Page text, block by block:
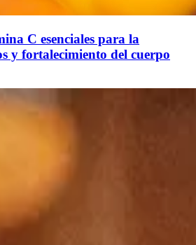
C esenciales para la
y fortalecimiento del cuerpo